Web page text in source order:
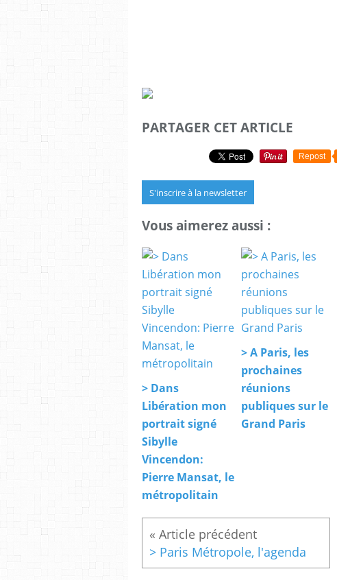
PARTAGER CET ARTICLE
Repost
S'inscrire à la newsletter
Vous aimerez aussi :
> Dans
Libération mon
portrait signé
Sibylle
Vincendon:
Pierre Mansat, le
métropolitain
> A Paris, les
prochaines
réunions
publiques sur le
Grand Paris
> Paris Métropole, l'agenda